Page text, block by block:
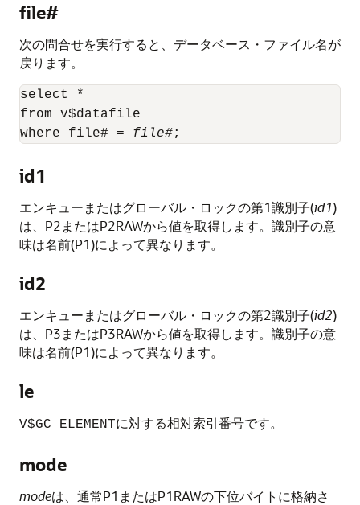
file#
次の問合せを実行すると、データベース・ファイル名が
戻ります。
select *
from v$datafile
where file# = file#
id1
エンキューまたはグローバル・ロックの第1識別子(id1)
は、P2またはP2RAWから値を取得します。識別子の意
味は名前(P1)によって異なります。
id2
エンキューまたはグローバル・ロックの第2識別子(id2)
は、P3またはP3RAWから値を取得します。識別子の意
味は名前(P1)によって異なります。
le
V$GC_ELEMENTに対する相対索引番号です。
mode
modeは、通常P1またはP1RAWの下位バイトに格納さ